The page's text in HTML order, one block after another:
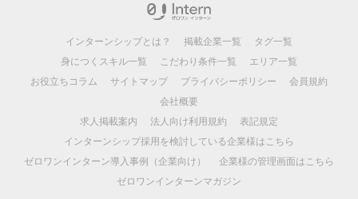
インターンシップとは？ 掲載企業一覧
タグ一覧
身につくスキル一覧
こだわり条件一覧
エリア一覧
お役立ちコラム
サイトマップ プライバシーポリシー
会員規約
会社概要
求人掲載案内
法人向け利用規約
表記規定
インターンシップ採用を検討している企業様はこちら
ゼロワンインターン導入事例（企業向け）
企業様の管理画面はこちら
ゼロワンインターンマガジン